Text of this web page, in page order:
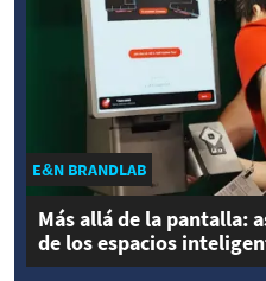
E&N BRANDLAB
Más allá de la pantalla:
de los espacios